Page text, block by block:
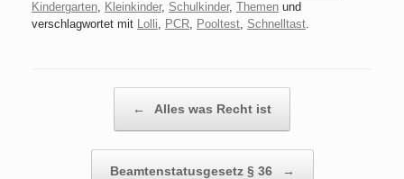
Kindergarten Kleinkinder, Schulkinder, Themen und
verschlagwortet mit Lolli PCR Pooltest Schnelltast
← Alles was Recht ist
Beamtenstatusgesetz § 36 →